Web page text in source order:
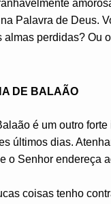
Palavra de Deus.
almas perdidas? Ou
DE BALAÃO
é um outro forte
últimos dias.
o Senhor endereça
coisas tenho